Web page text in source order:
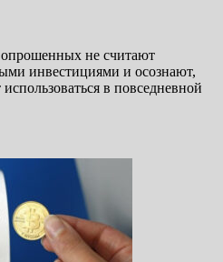
не считают
инвестициями и осознают,
в повседневной